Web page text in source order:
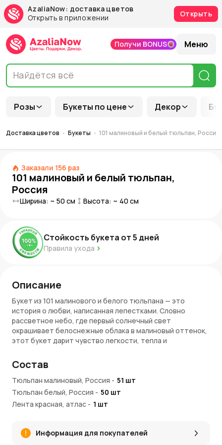
AzaliaNow: доставка цветов
Открыть в приложении
Открыть
Розы Букеты по цене Декор
Получи BONUS Меню
Доставка цветов Букеты 101 малиновый и белый тюльпан, Россия
Заказали 156 раз
101 малиновый и белый тюльпан,
Россия
Ширина: ~ 50 см Высота: ~ 40 см
Стойкость букета от5 дней
Правила ухода
Описание
Букет из 101 малинового и белого тюльпана — это
история о любви, написанная лепестками. Словно
рассветное небо, где первый солнечный свет
окрашивает белоснежные облака в малиновый оттенок,
этот букет дарит чувство легкости, тепла и
чистоту чувств, а малиновые — пламя любви и сладкое
предвкушение счастья. Вместе они создают идеальный
дуэт, наполняющий сердце радостью и трепетом.
Очарование букета
встречается со страстью.
Состав
Тюльпан малиновый, Россия - 51 шт
Тюльпан белый, Россия - 50 шт
Лента красная, атлас - 1 шт
Информация для покупателей